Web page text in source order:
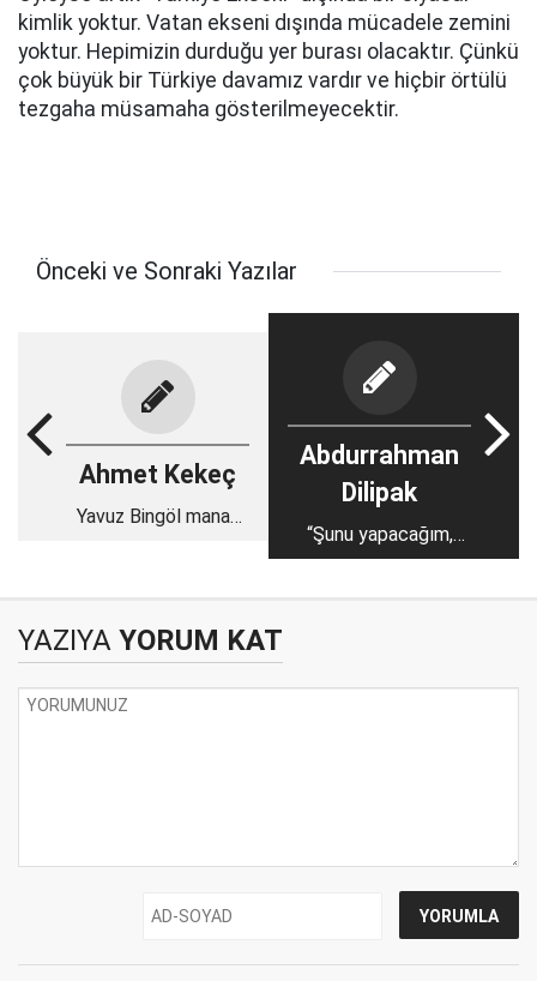
kimlik yoktur. Vatan ekseni dışında mücadele zemini
yoktur. Hepimizin durduğu yer burası olacaktır. Çünkü
çok büyük bir Türkiye davamız vardır ve hiçbir örtülü
tezgaha müsamaha gösterilmeyecektir.
Önceki ve Sonraki Yazılar
Ahmet Kekeç
Yavuz Bingöl manav
Abdurrahman
Dilipak
“Şunu yapacağım,
bunu yapacağım”
YAZIYA YORUM KAT